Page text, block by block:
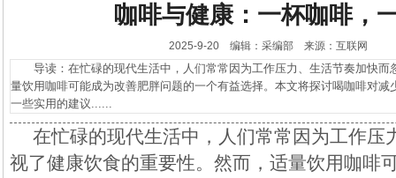
咖啡与健康：一杯咖啡，
2025-9-20 编辑：采编部 来源：互联网
导读：在忙碌的现代生活中，人们常常因为工作压力、生活节奏加快而
量饮用咖啡可能成为改善肥胖问题的一个有益选择。本文将探讨喝咖啡对
一些实用的建议......
在忙碌的现代生活中，人们常常因为工作压
视了健康饮食的重要性。然而，适量饮用咖啡